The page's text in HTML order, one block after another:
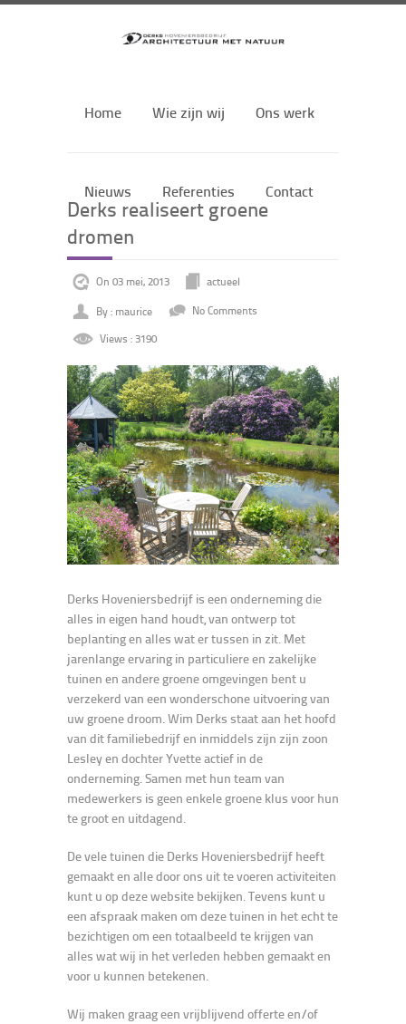
Home Wie zijn wij Ons werk
Nieuws Referenties Contact
Derks realiseert groene
dromen
On 03 mei, 2013
actueel
By : maurice
No Comments
Views : 3190
Derks Hoveniersbedrijf is een onderneming die
alles in eigen hand houdt, van ontwerp tot
beplanting en alles wat er tussen in zit. Met
jarenlange ervaring in particuliere en zakelijke
tuinen en andere groene omgevingen bent u
verzekerd van een wonderschone uitvoering van
uw groene droom. Wim Derks staat aan het hoofd
van dit familiebedrijf en inmiddels zijn zijn zoon
Lesley en dochter Yvette actief in de
onderneming. Samen met hun team van
medewerkers is geen enkele groene klus voor hun
te groot en uitdagend.
De vele tuinen die Derks Hoveniersbedrijf heeft
gemaakt en alle door ons uit te voeren activiteiten
kunt u op deze website bekijken. Tevens kunt u
een afspraak maken om deze tuinen in het echt te
bezichtigen om een totaalbeeld te krijgen van
alles wat wij in het verleden hebben gemaakt en
voor u kunnen betekenen.
Wij maken graag een vrijblijvend offerte en/of